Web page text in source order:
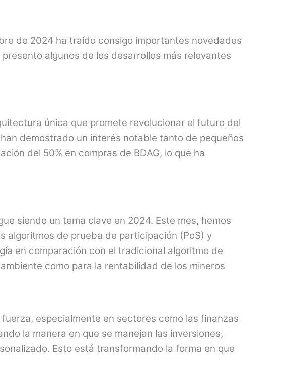
de 2024 ha traído consigo importantes novedades
algunos de los desarrollos más relevantes
única que promete revolucionar el futuro del
demostrado un interés notable tanto de pequeños
del 50% en compras de BDAG, lo que ha
siendo un tema clave en 2024. Este mes, hemos
algoritmos de prueba de participación (PoS) y
en comparación con el tradicional algoritmo de
como para la rentabilidad de los mineros​
especialmente en sectores como las finanzas
la manera en que se manejan las inversiones,
Esto está transformando la forma en que